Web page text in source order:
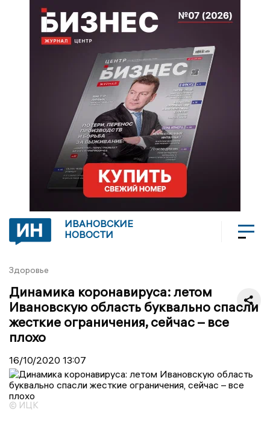
ИВАНОВСКИЕ
НОВОСТИ
Здоровье
Динамика коронавируса: летом
Ивановскую область буквально спасли
жесткие ограничения, сейчас – все
плохо
16/10/2020 13:07
© ИЦК